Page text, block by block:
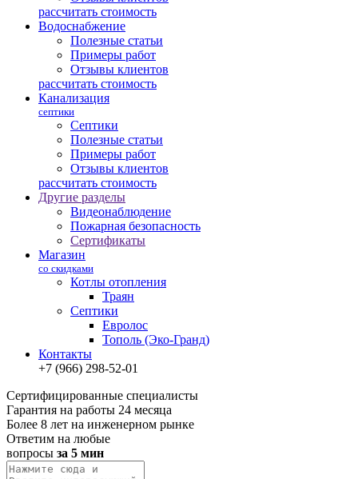
рассчитать стоимость
Водоснабжение
Полезные статьи
Примеры работ
Отзывы клиентов
рассчитать стоимость
Канализация
септики
Септики
Полезные статьи
Примеры работ
Отзывы клиентов
рассчитать стоимость
Другие разделы
Видеонаблюдение
Пожарная безопасность
Сертификаты
Магазин
со скидками
Котлы отопления
Траян
Септики
Евролос
Тополь (Эко-Гранд)
Контакты
+7 (966) 298-52-01
Сертифицированные специалисты
Гарантия на работы 24 месяца
Более 8 лет на инженерном рынке
Ответим на любые
вопросы за 5 мин